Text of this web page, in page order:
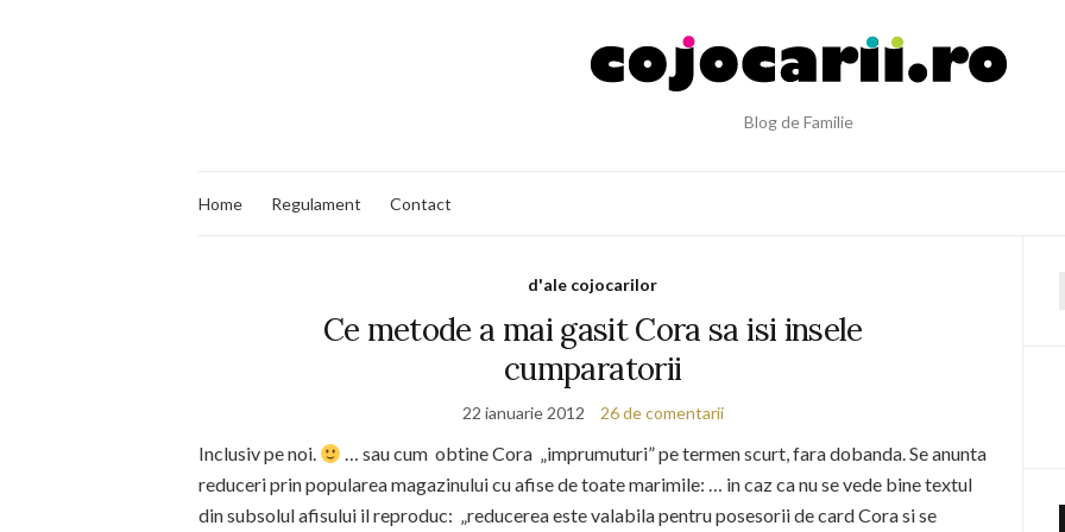
Blog de Familie
Home Regulament Contact
d'ale cojocarilor
Ce metode a mai gasit Cora sa isi insele
cumparatorii
22 ianuarie 2012 26 de comentarii
Inclusiv pe noi.
… sau cum obtine Cora „imprumuturi” pe termen scurt, fara dobanda. Se anunta
reduceri prin popularea magazinului cu afise de toate marimile: … in caz ca nu se vede bine textul
din subsolul afisului il reproduc: „reducerea este valabila pentru posesorii de card Cora si se